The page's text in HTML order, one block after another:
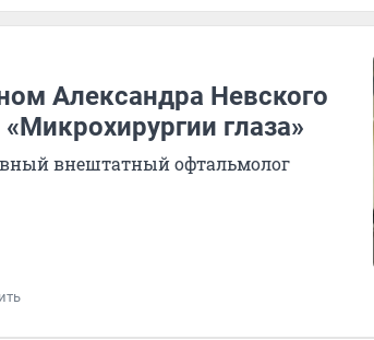
Александра Невского
глаза»
внештатный офтальмолог